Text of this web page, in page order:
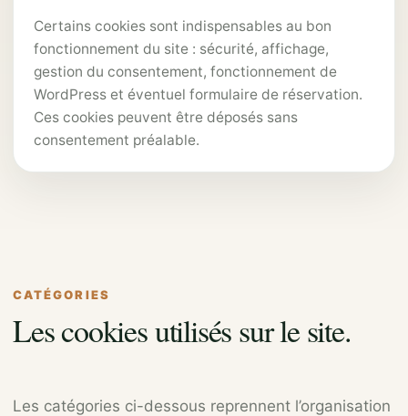
Certains cookies sont indispensables au bon
fonctionnement du site : sécurité, affichage,
gestion du consentement, fonctionnement de
WordPress et éventuel formulaire de réservation.
Ces cookies peuvent être déposés sans
consentement préalable.
CATÉGORIES
Les cookies utilisés sur le site.
Les catégories ci-dessous reprennent l’organisation